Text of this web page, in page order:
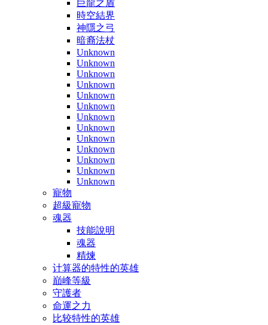
巨龍之盾
時空結界
神隱之弓
暗裔法杖
Unknown
Unknown
Unknown
Unknown
Unknown
Unknown
Unknown
Unknown
Unknown
Unknown
Unknown
Unknown
Unknown
寵物
超級寵物
魂器
技能說明
魂器
精煉
计算器的特性的英雄
巔峰等級
守護者
命運之力
比较特性的英雄